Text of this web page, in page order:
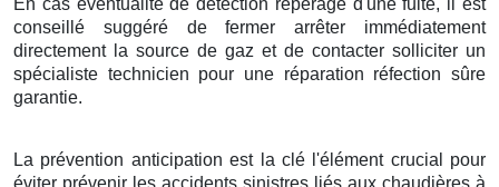
En cas éventualité de détection repérage d'une fuite, il est
conseillé suggéré de fermer arrêter immédiatement
directement la source de gaz et de contacter solliciter un
spécialiste technicien pour une réparation réfection sûre
garantie.
La prévention anticipation est la clé l'élément crucial pour